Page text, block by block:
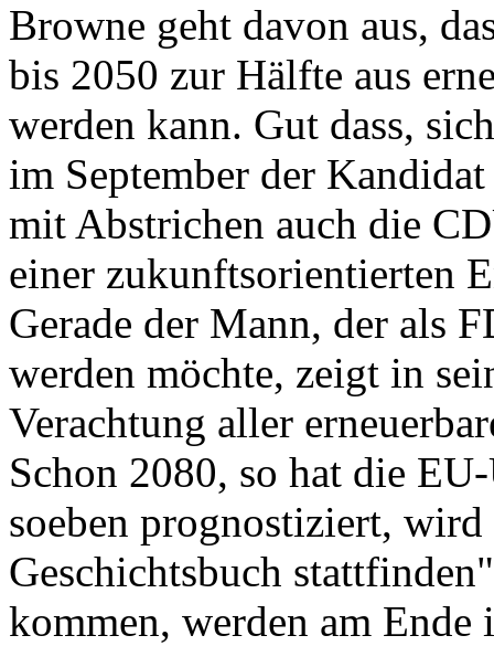
Browne geht davon aus,
bis 2050 zur Hälfte aus
werden kann. Gut dass,
im September der
mit Abstrichen auch die
einer zukunftsorientierten
Gerade der Mann, der als
werden möchte, zeigt in
Verachtung aller
Schon 2080, so hat die
soeben prognostiziert,
Geschichtsbuch
kommen, werden am